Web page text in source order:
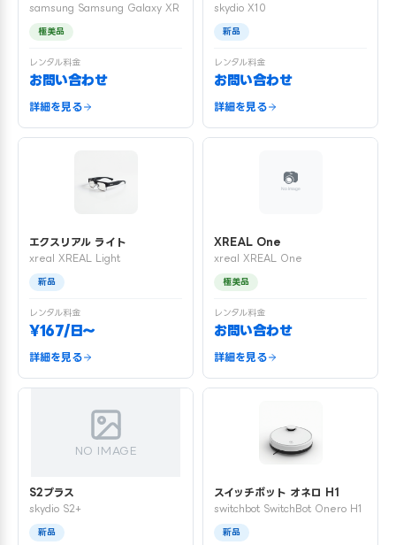
samsung Samsung Galaxy XR
極美品
レンタル料金
お問い合わせ
詳細を見る
skydio X10
新品
レンタル料金
お問い合わせ
詳細を見る
エクスリアル ライト
xreal XREAL Light
新品
レンタル料金
¥167/日〜
詳細を見る
XREAL One
xreal XREAL One
極美品
レンタル料金
お問い合わせ
詳細を見る
NO IMAGE
S2プラス
skydio S2+
新品
スイッチボット オネロ H1
switchbot SwitchBot Onero H1
新品